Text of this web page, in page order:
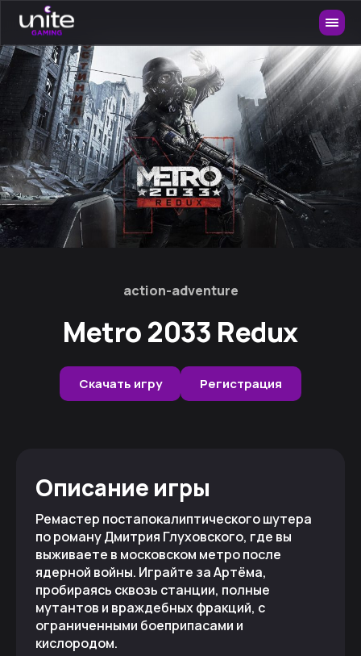
action-adventure
Metro 2033 Redux
Скачать игру Регистрация
Описание игры
Ремастер постапокалиптического шутера
по роману Дмитрия Глуховского, где вы
выживаете в московском метро после
ядерной войны. Играйте за Артёма,
пробираясь сквозь станции, полные
мутантов и враждебных фракций, с
ограниченными боеприпасами и
кислородом.